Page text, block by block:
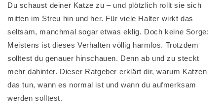
Du schaust deiner Katze zu – und plötzlich rollt sie sich
mitten im Streu hin und her. Für viele Halter wirkt das
seltsam, manchmal sogar etwas eklig. Doch keine Sorge:
Meistens ist dieses Verhalten völlig harmlos. Trotzdem
solltest du genauer hinschauen. Denn ab und zu steckt
mehr dahinter. Dieser Ratgeber erklärt dir, warum Katzen
das tun, wann es normal ist und wann du aufmerksam
werden solltest.